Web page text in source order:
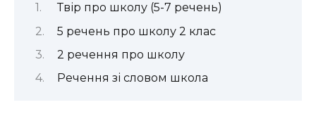
Твір про школу (5-7 речень)
5 речень про школу 2 клас
2 речення про школу
Речення зі словом школа